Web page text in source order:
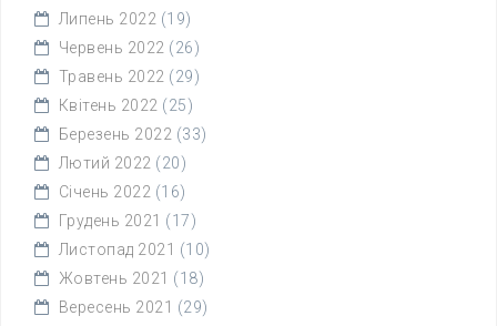
Липень 2022 (19)
Червень 2022 (26)
Травень 2022 (29)
Квітень 2022 (25)
Березень 2022 (33)
Лютий 2022 (20)
Січень 2022 (16)
Грудень 2021 (17)
Листопад 2021 (10)
Жовтень 2021 (18)
Вересень 2021 (29)